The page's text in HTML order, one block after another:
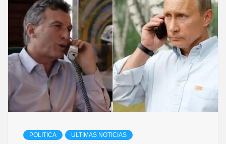
POLITICA ULTIMAS NOTICIAS